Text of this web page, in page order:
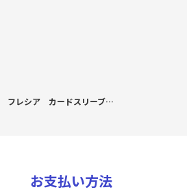
フレシア カードスリーブ FGO セイバーオルタ B
お支払い方法